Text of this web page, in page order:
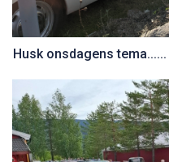
Husk onsdagens tema......